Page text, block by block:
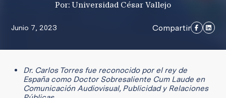
Por: Universidad César Vallejo
Junio 7, 2023 Compartir
Dr. Carlos Torres fue reconocido por el rey de
España como Doctor Sobresaliente Cum Laude en
Comunicación Audiovisual, Publicidad y Relaciones